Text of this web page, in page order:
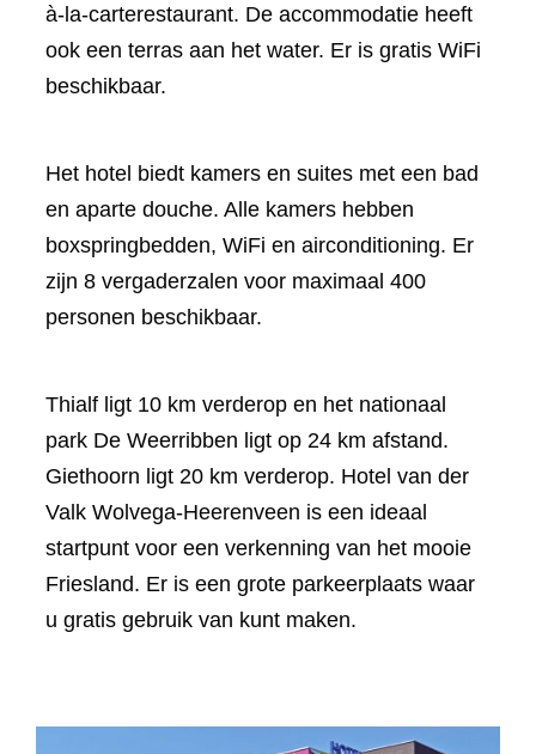
à-la-carterestaurant. De accommodatie heeft
ook een terras aan het water. Er is gratis WiFi
beschikbaar.
Het hotel biedt kamers en suites met een bad
en aparte douche. Alle kamers hebben
boxspringbedden, WiFi en airconditioning. Er
zijn 8 vergaderzalen voor maximaal 400
personen beschikbaar.
Thialf ligt 10 km verderop en het nationaal
park De Weerribben ligt op 24 km afstand.
Giethoorn ligt 20 km verderop. Hotel van der
Valk Wolvega-Heerenveen is een ideaal
startpunt voor een verkenning van het mooie
Friesland. Er is een grote parkeerplaats waar
u gratis gebruik van kunt maken.